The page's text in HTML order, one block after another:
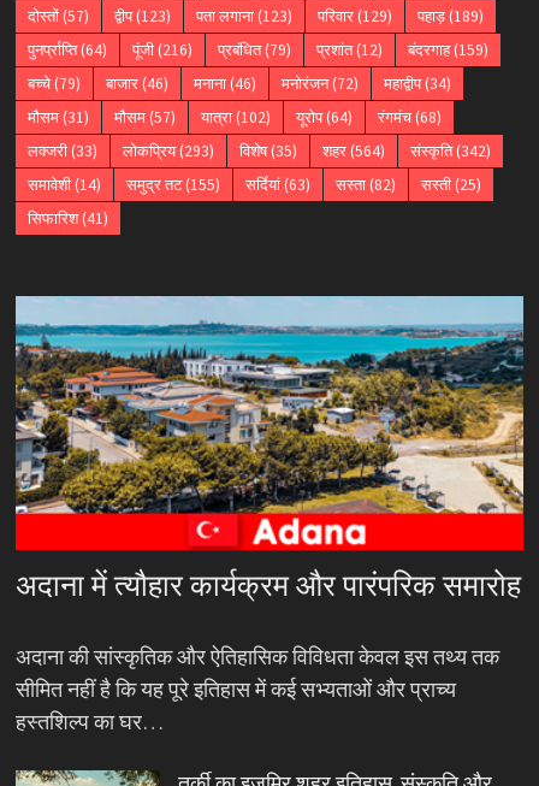
दोस्तों(57) द्वीप(123) पता लगाना(123) परिवार(129) पहाड़(189)
पुनर्प्राप्ति(64) पूंजी(216) प्रबंधित(79) प्रशांत(12) बंदरगाह(159)
बच्चे(79) बाजार(46) मनाना(46) मनोरंजन(72) महाद्वीप(34)
मौसम(31) मौसम(57) यात्रा(102) यूरोप(64) रंगमंच(68)
लक्जरी(33) लोकप्रिय(293) विशेष(35) शहर(564) संस्कृति(342)
समावेशी(14) समुद्र तट(155) सर्दियां(63) सस्ता(82) सस्ती(25)
सिफारिश(41)
अदाना में त्यौहार कार्यक्रम और पारंपरिक समारोह
अदाना की सांस्कृतिक और ऐतिहासिक विविधता केवल इस तथ्य तक
सीमित नहीं है कि यह पूरे इतिहास में कई सभ्यताओं और प्राच्य
हस्तशिल्प का घर…